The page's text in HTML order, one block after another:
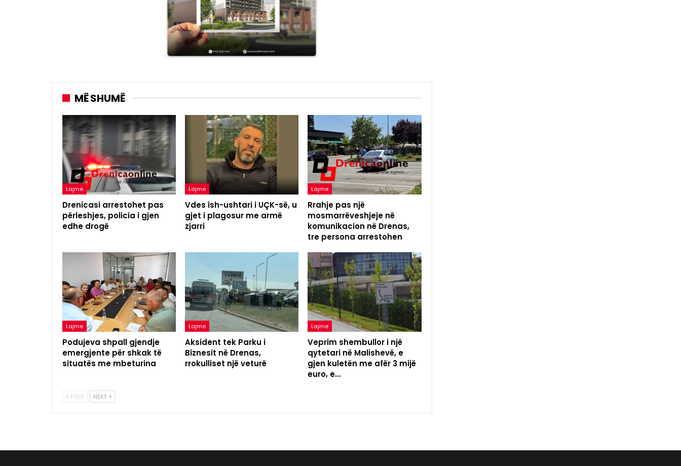
MË SHUMË
Lajme
Drenicasi arrestohet pas
përleshjes, policia i gjen
edhe drogë
Lajme
Vdes ish-ushtari i UÇK-së, u
gjet i plagosur me armë
zjarri
Lajme
Rrahje pas një
mosmarrëveshjeje në
komunikacion në Drenas,
tre persona arrestohen
Lajme
Podujeva shpall gjendje
emergjente për shkak të
situatës me mbeturina
Lajme
Aksident tek Parku i
Biznesit në Drenas,
rrokulliset një veturë
Lajme
Veprim shembullor i një
qytetari në Malishevë, e
gjen kuletën me afër 3 mijë
euro, e…
PREV NEXT